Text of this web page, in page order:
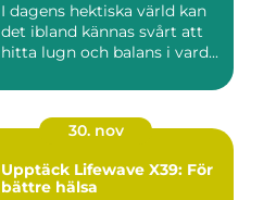
I dagens hektiska värld kan
det ibland kännas svårt att
hitta lugn och balans i vard...
30. nov
Upptäck Lifewave X39: För
bättre hälsa